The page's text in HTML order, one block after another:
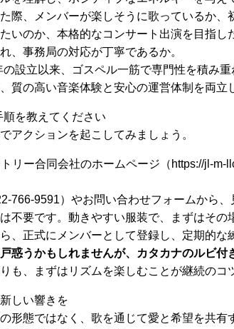
際、メンバーが楽しそうに歌っているか、
いのか、本格的なコンサート出演を目指し
、事務局の対応が丁寧であるか。
設立以来、ゴスペル一筋で専門性を積み
質の高い音楽体験と安心の運営体制を両立
を教えてください
アクションを起こしてみましょう。
リー合同会社のホームページ（https://jl-m-
766-9591）やお問い合わせフォームから、
不要です。動きやすい服装で、まずはその
、正式にメンバーとして登録し、定期的な
惑うかもしれませんが、カタカナのルビ
も、まずはリズムを楽しむことが継続のコ
しい響きを
形態ではなく、歌を通じて愛と希望を共